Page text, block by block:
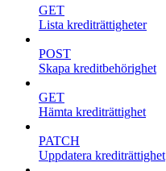
GET
Lista krediträttigheter
POST
Skapa kreditbehörighet
GET
Hämta krediträttighet
PATCH
Uppdatera krediträttighet